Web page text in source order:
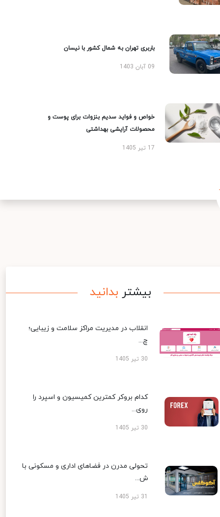
باربری تهران به شمال کشور با نیسان
09 آبان 1403
خواص و فواید سدیم بنزوات برای پوست و
محصولات آرایشی بهداشتی
17 تیر 1405
بیشتر بدانید
انقلاب در مدیریت مراکز سلامت و زیبایی؛
چ...
30 تیر 1405
کدام بروکر کمترین کمیسیون و اسپرد را
روی...
30 تیر 1405
تحولی مدرن در فضاهای اداری و مسکونی با
ش...